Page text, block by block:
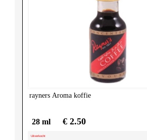
rayners Aroma koffie
28 ml € 2.50
Uitverkocht